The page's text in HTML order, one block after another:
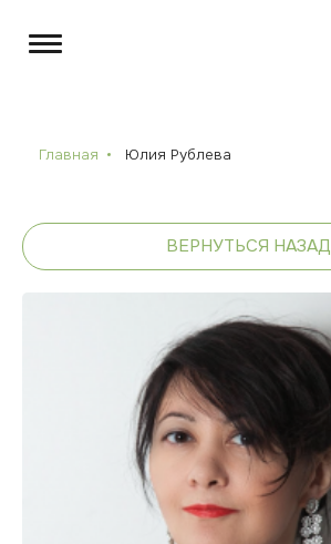
Главная Юлия Рублева
ВЕРНУТЬСЯ НАЗАД